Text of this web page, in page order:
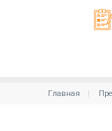
Главная